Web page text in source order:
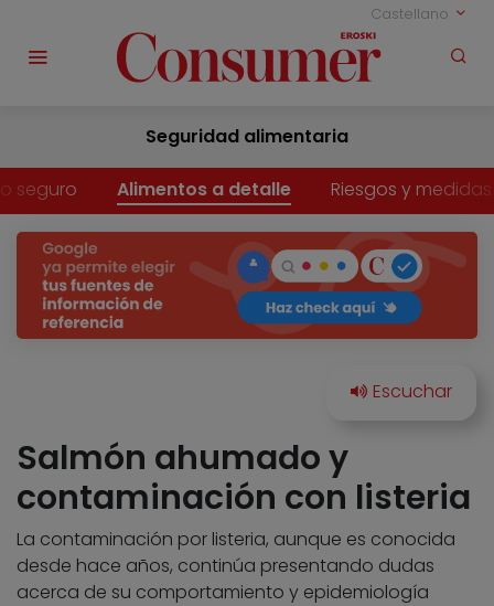
Castellano
Seguridad alimentaria
seguro Alimentos a detalle Riesgos y medidas
Salmón ahumado y
contaminación con listeria
La contaminación por listeria, aunque es conocida
desde hace años, continúa presentando dudas
acerca de su comportamiento y epidemiología